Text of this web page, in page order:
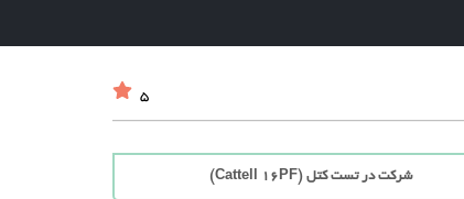
5
شرکت در تست کتل (Cattell 16PF)